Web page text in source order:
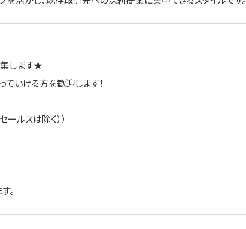
します★
いける方を歓迎します！
ールスは除く））
。